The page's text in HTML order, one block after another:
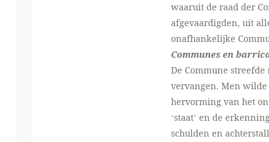
waaruit de raad der
afgevaardigden, uit
onafhankelijke
Communes en
De Commune
vervangen. Men
hervorming van het
‘staat’ en de
schulden en